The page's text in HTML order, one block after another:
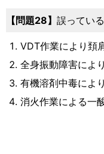
28 誤ってい
VDT作業により頚
全身振動障害によ
有機溶剤中毒によ
消火作業による一